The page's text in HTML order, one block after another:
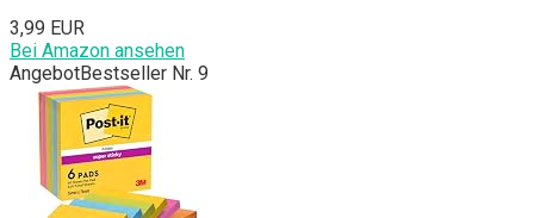
3,99 EUR
Bei Amazon ansehen
AngebotBestseller Nr. 9